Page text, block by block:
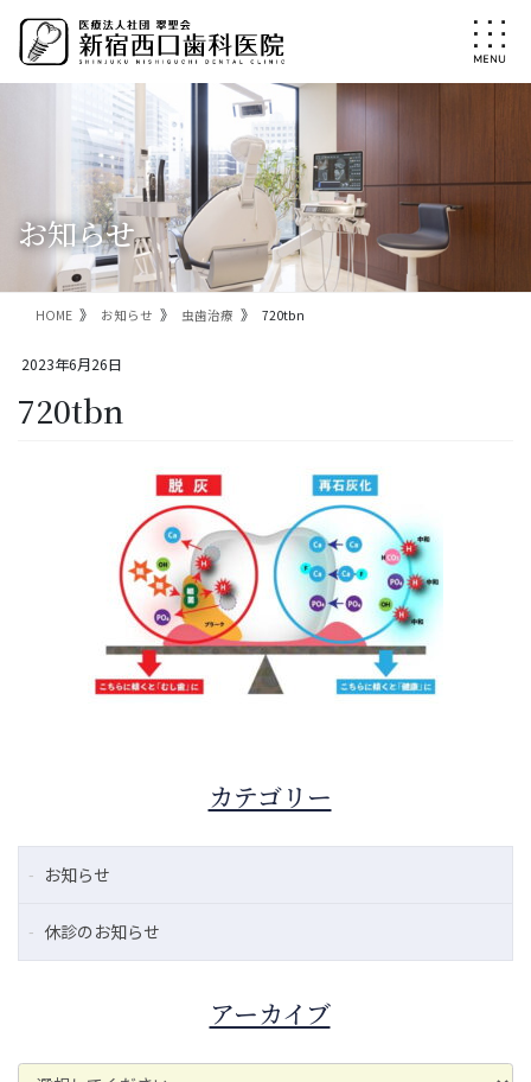
ン
ー
お知らせ
HOME お知らせ 虫歯治療 720tbn
2023年6月26日
720tbn
カテゴリー
お知らせ
休診のお知らせ
アーカイブ